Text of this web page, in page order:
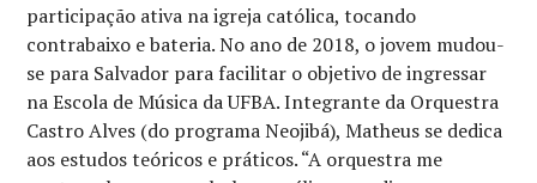
participação ativa na igreja católica, tocando
contrabaixo e bateria. No ano de 2018, o jovem mudou-
se para Salvador para facilitar o objetivo de ingressar
na Escola de Música da UFBA. Integrante da Orquestra
Castro Alves (do programa Neojibá), Matheus se dedica
aos estudos teóricos e práticos. “A orquestra me